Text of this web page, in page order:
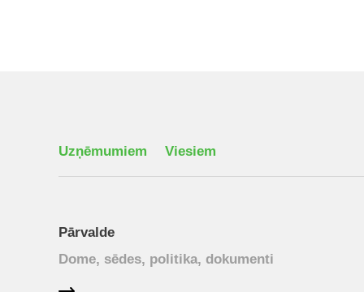
Uzņēmumiem Viesiem
Pārvalde
Dome, sēdes, politika, dokumenti